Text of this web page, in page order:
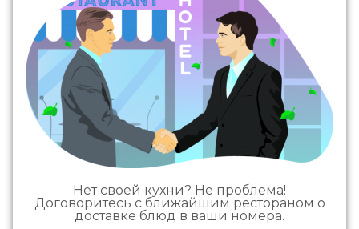
Нет своей кухни? Не проблема!
Договоритесь с ближайшим рестораном о
доставке блюд в ваши номера.